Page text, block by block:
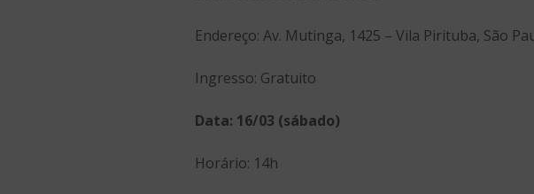
Endereço: Av. Mutinga, 1425 – Vila Pirituba, São
Ingresso: Gratuito
Data: 16/03 (sábado)
Horário: 14h